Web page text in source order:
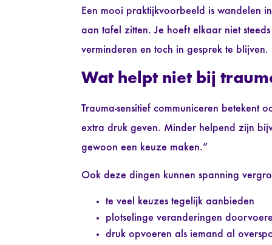
Een mooi praktijkvoorbeeld is wandelen
aan tafel zitten. Je hoeft elkaar niet
verminderen en toch in gesprek te blijven.
Wat helpt niet bij
Trauma-sensitief communiceren betekent
extra druk geven. Minder helpend zijn
gewoon een keuze maken.”
Ook deze dingen kunnen spanning
te veel keuzes tegelijk aanbieden
plotselinge veranderingen
druk opvoeren als iemand al